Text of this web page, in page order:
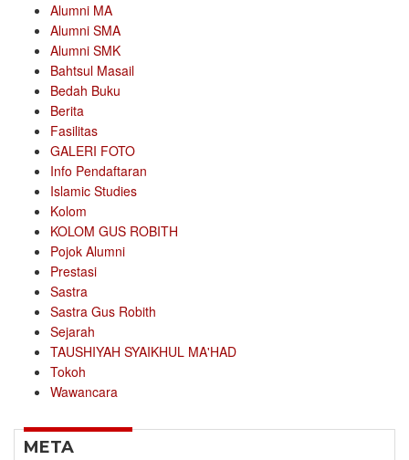
Alumni MA
Alumni SMA
Alumni SMK
Bahtsul Masail
Bedah Buku
Berita
Fasilitas
GALERI FOTO
Info Pendaftaran
Islamic Studies
Kolom
KOLOM GUS ROBITH
Pojok Alumni
Prestasi
Sastra
Sastra Gus Robith
Sejarah
TAUSHIYAH SYAIKHUL MA'HAD
Tokoh
Wawancara
META